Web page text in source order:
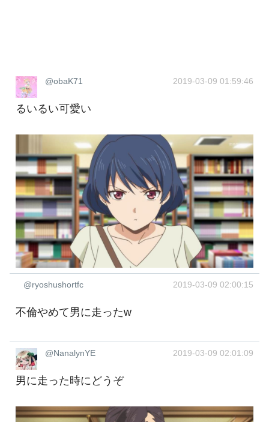
@obaK71 2019-03-09 01:59:46
るいるい可愛い
@ryoshushortfc 2019-03-09 02:00:15
不倫やめて男に走ったw
@NanalynYE 2019-03-09 02:01:09
男に走った時にどうぞ